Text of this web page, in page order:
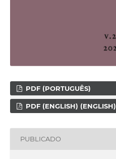
PDF (PORTUGUÊS)
PDF (ENGLISH) (ENGLISH)
PUBLICADO